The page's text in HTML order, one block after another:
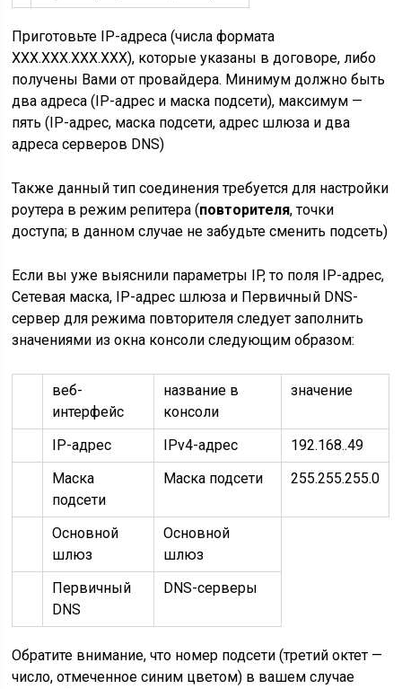
Приготовьте IP-адреса (числа формата
XXX.XXX.XXX.XXX), которые указаны в договоре, либо
получены Вами от провайдера. Минимум должно быть
два адреса (IP-адрес и маска подсети), максимум —
пять (IP-адрес, маска подсети, адрес шлюза и два
адреса серверов DNS)
Также данный тип соединения требуется для настройки
роутера в режим репитера (повторителя, точки
доступа; в данном случае не забудьтесменить подсеть)
Если вы уже выяснили параметры IP, то поля IP-адрес,
Сетевая маска, IP-адрес шлюза и Первичный DNS-
сервер для режима повторителя следует заполнить
значениями из окна консоли следующим образом:
веб-
интерфейс
название в
консоли
значение
IP-адрес IPv4-адрес 192.168..49
Маска
подсети
Маска подсети 255.255.255.0
Основной
шлюз
Основной
шлюз
Первичный
DNS
DNS-серверы
Обратите внимание, что номер подсети (третий октет —
число, отмеченное синим цветом) в вашем случае